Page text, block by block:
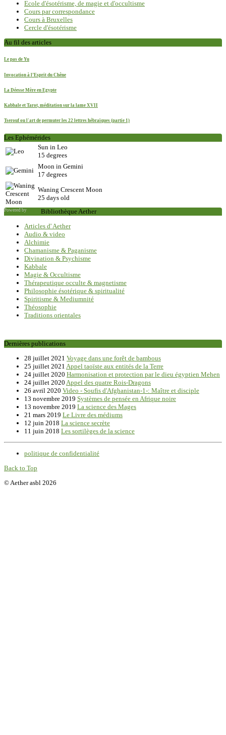
Ecole d'ésotérisme, de magie et d'occultisme
Cours par correspondance
Cours à Bruxelles
Cercle d'ésotérisme
Au fil des articles
Le pas de Yu
Invocation à l’Esprit du Chêne
La Déesse Mère en Egypte
Kabbale et Tarot, méditation sur la lame XVII
Tserouf ou l'art de permuter les 22 lettres hébraïques (partie 1)
Les Ephémérides
Sun in Leo
15 degrees
Moon in Gemini
17 degrees
Waning Crescent Moon
25 days old
Powered by
Bibliothèque Aether
Articles d' Aether
Audio & video
Alchimie
Chamanisme & Paganisme
Divination & Psychisme
Kabbale
Magie & Occultisme
Thérapeutique occulte & magnetisme
Philosophie ésotérique & spiritualité
Spiritisme & Mediumnité
Théosophie
Traditions orientales
Dernières publications
28 juillet 2021 Voyage dans une forêt de bambous
25 juillet 2021 Appel taoïste aux entités de la Terre
24 juillet 2020 Harmonisation et protection par le dieu égyptien Mehen
24 juillet 2020 Appel des quatre Rois-Dragons
26 avril 2020 Video - Soufis d'Afghanistan-1-: Maître et disciple
13 novembre 2019 Systèmes de pensée en Afrique noire
13 novembre 2019 La science des Mages
21 mars 2019 Le Livre des médiums
12 juin 2018 La science secrète
11 juin 2018 Les sortilèges de la science
politique de confidentialité
Back to Top
© Aether asbl 2026